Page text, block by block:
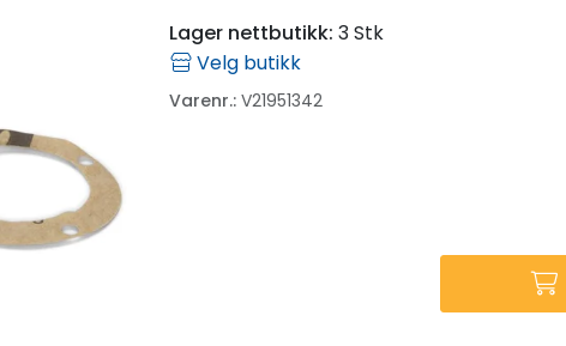
Lager nettbutikk: 3 Stk
Velg butikk
Varenr.: V21951342